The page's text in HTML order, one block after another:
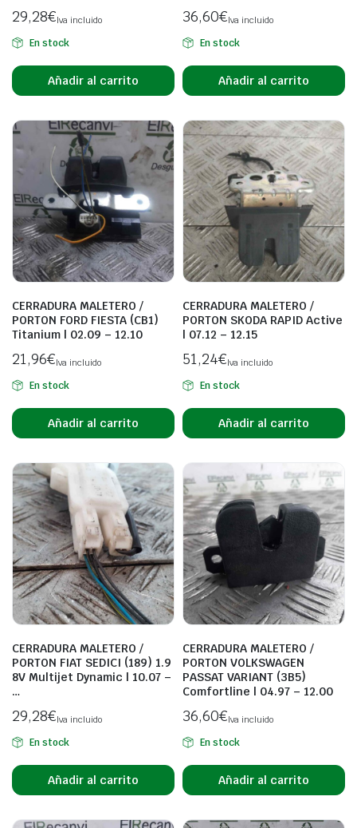
29,28€Iva incluido
En stock
Añadir al carrito
36,60€Iva incluido
En stock
Añadir al carrito
CERRADURA MALETERO /
PORTON FORD FIESTA (CB1)
Titanium | 02.09 – 12.10
21,96€Iva incluido
En stock
Añadir al carrito
CERRADURA MALETERO /
PORTON SKODA RAPID Active
| 07.12 – 12.15
51,24€Iva incluido
En stock
Añadir al carrito
CERRADURA MALETERO /
PORTON FIAT SEDICI (189) 1.9
8V Multijet Dynamic | 10.07 –
…
29,28€Iva incluido
En stock
Añadir al carrito
CERRADURA MALETERO /
PORTON VOLKSWAGEN
PASSAT VARIANT (3B5)
Comfortline | 04.97 – 12.00
36,60€Iva incluido
En stock
Añadir al carrito